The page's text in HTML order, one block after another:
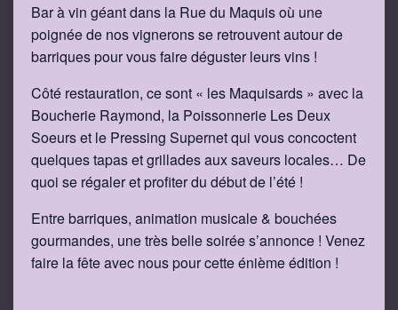
Bar à vin géant dans la Rue du Maquis où une
poignée de nos vignerons se retrouvent autour de
barriques pour vous faire déguster leurs vins !
Côté restauration, ce sont « les Maquisards » avec la
Boucherie Raymond, la Poissonnerie Les Deux
Soeurs et le Pressing Supernet qui vous concoctent
quelques tapas et grillades aux saveurs locales… De
quoi se régaler et profiter du début de l’été !
Entre barriques, animation musicale & bouchées
gourmandes, une très belle soirée s’annonce ! Venez
faire la fête avec nous pour cette énième édition !